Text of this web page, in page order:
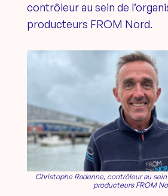
contrôleur au sein de
producteurs FROM Nord.
Christophe Radenne, contrôleur au sein
producteurs FROM